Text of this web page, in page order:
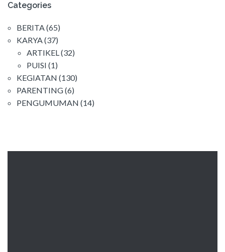
Categories
BERITA(65)
KARYA(37)
ARTIKEL(32)
PUISI (1)
KEGIATAN (130)
PARENTING(6)
PENGUMUMAN (14)